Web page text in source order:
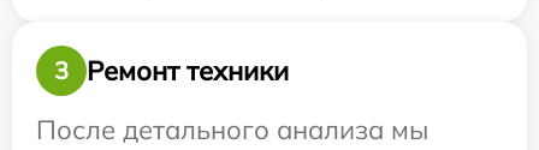
3
Ремонт техники
После детального анализа мы